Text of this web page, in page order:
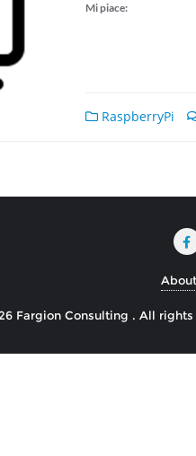
Mi piace:
RaspberryPi
About
Fargion Consulting . All rights